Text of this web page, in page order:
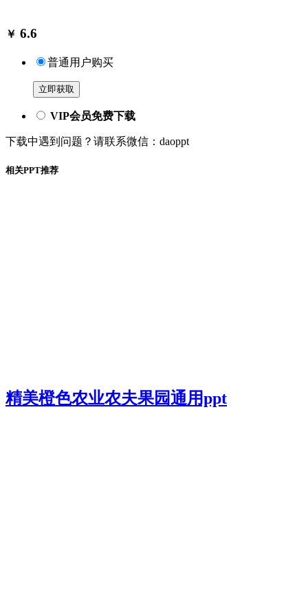
￥ 6.6
普通用户购买
立即获取
VIP会员免费下载
下载中遇到问题？请联系微信：daoppt
相关PPT推荐
精美橙色农业农夫果园通用ppt